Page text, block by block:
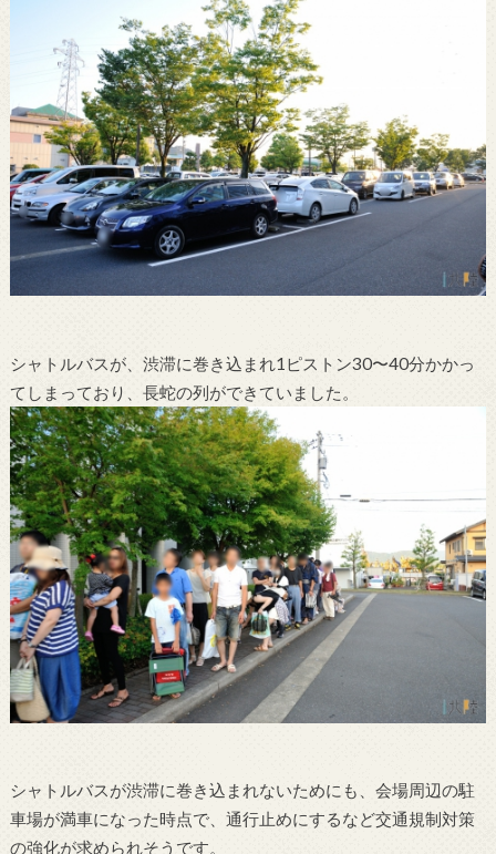
シャトルバスが、渋滞に巻き込まれ1ピストン30〜40分かかっ
てしまっており、長蛇の列ができていました。
シャトルバスが渋滞に巻き込まれないためにも、会場周辺の駐
車場が満車になった時点で、通行止めにするなど交通規制対策
の強化が求められそうです。